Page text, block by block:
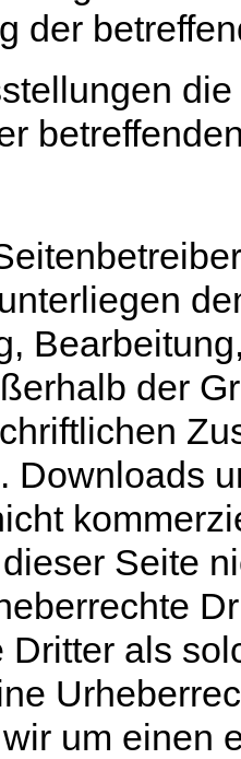
der
der
Downloads
Seite
Dritter als
um einen